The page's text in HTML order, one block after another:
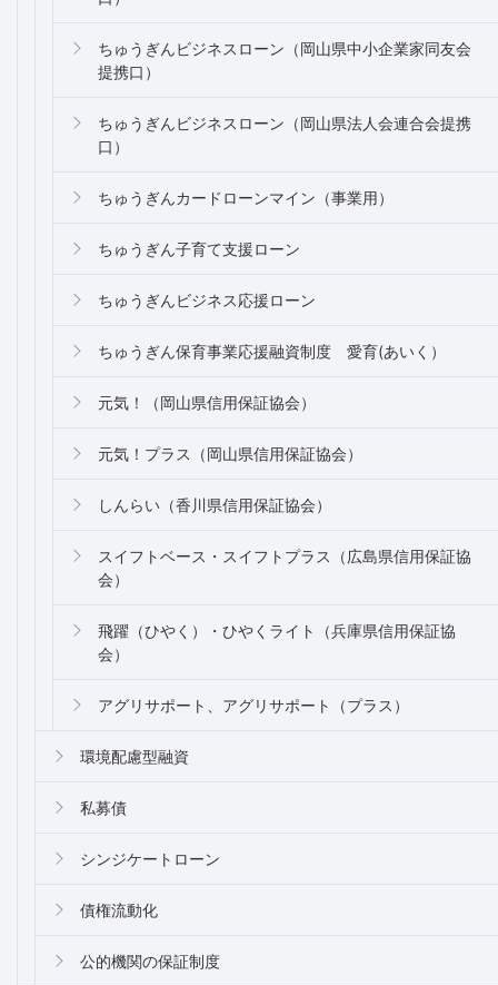
ちゅうぎんビジネスローン（岡山県中小企業家同友会
提携口）
ちゅうぎんビジネスローン（岡山県法人会連合会提携
口）
ちゅうぎんカードローンマイン（事業用）
ちゅうぎん子育て支援ローン
ちゅうぎんビジネス応援ローン
ちゅうぎん保育事業応援融資制度 愛育(あいく）
元気！（岡山県信用保証協会）
元気！プラス（岡山県信用保証協会）
しんらい（香川県信用保証協会）
スイフトベース・スイフトプラス（広島県信用保証協
会）
飛躍（ひやく）・ひやくライト（兵庫県信用保証協
会）
アグリサポート、アグリサポート（プラス）
環境配慮型融資
私募債
シンジケートローン
債権流動化
公的機関の保証制度